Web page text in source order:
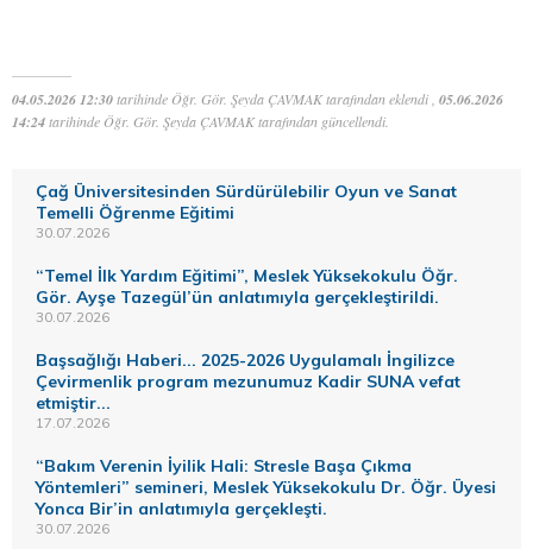
04.05.2026 12:30tarihinde Öğr. Gör. Şeyda ÇAVMAK tarafından eklendi , 05.06.2026
14:24tarihinde Öğr. Gör. Şeyda ÇAVMAK tarafından güncellendi.
Çağ Üniversitesinden Sürdürülebilir Oyun ve Sanat
Temelli Öğrenme Eğitimi
30.07.2026
“Temel İlk Yardım Eğitimi”, Meslek Yüksekokulu Öğr.
Gör. Ayşe Tazegül’ün anlatımıyla gerçekleştirildi.
30.07.2026
Başsağlığı Haberi... 2025-2026 Uygulamalı İngilizce
Çevirmenlik program mezunumuz Kadir SUNA vefat
etmiştir...
17.07.2026
“Bakım Verenin İyilik Hali: Stresle Başa Çıkma
Yöntemleri” semineri, Meslek Yüksekokulu Dr. Öğr. Üyesi
Yonca Bir’in anlatımıyla gerçekleşti.
30.07.2026